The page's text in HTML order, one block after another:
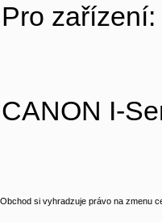
Pro zařízení:
CANON I-
Obchod si vyhradzuje právo na zmenu